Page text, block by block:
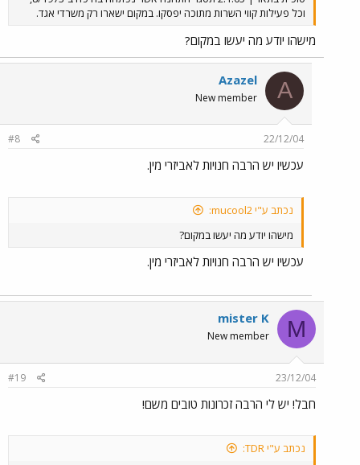
וכל פעילות קווי השרות מתוכה יפסקו. במקום ישארו רק משרדי אגד.
מישהו יודע מה יעשו במקום?
A
Azazel
New member
22/12/04
#8
עכשיו יש הרבה חנויות לאביזרי מין.
נכתב ע"י mucool2:
מישהו יודע מה יעשו במקום?
עכשיו יש הרבה חנויות לאביזרי מין.
M
mister K
New member
23/12/04
#19
חבל! יש לי הרבה זכרונות טובים משם!
נכתב ע"י TDR: